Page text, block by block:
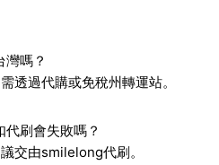
嗎？
透過代購或免稅州轉運站。
刷會失敗嗎？
交由smilelong代刷。